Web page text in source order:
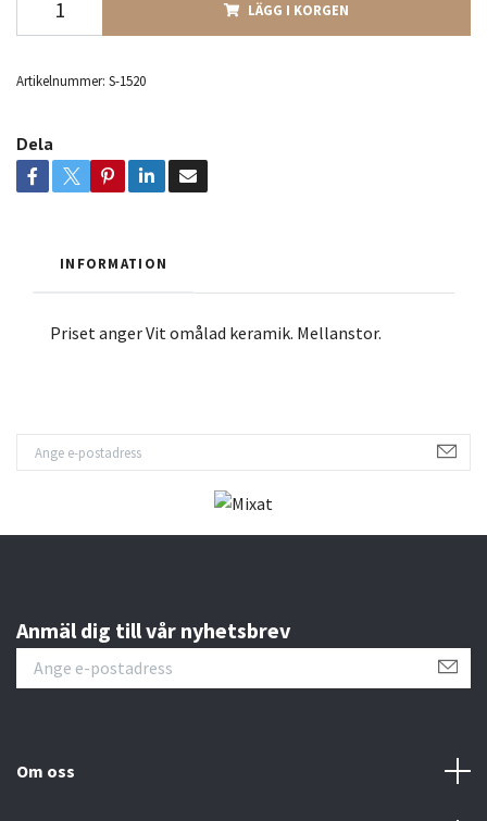
LÄGG I KORGEN
Artikelnummer: S-1520
Dela
INFORMATION
Priset anger Vit omålad keramik. Mellanstor.
Anmäl dig till vår nyhetsbrev
Om oss